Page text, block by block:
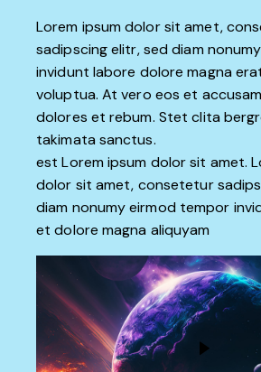
Lorem ipsum dolor sit amet,
sadipscing elitr, sed diam
invidunt labore dolore magna
voluptua. At vero eos et
dolores et rebum. Stet clita
takimata sanctus.
est Lorem ipsum dolor sit amet.
dolor sit amet, consetetur
diam nonumy eirmod tempor
et dolore magna aliquyam